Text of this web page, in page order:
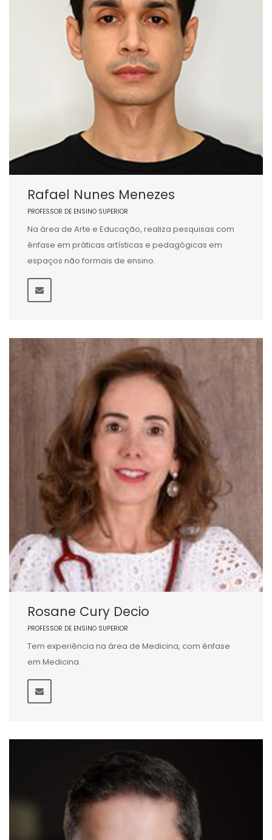
Rafael Nunes Menezes
PROFESSOR DE ENSINO SUPERIOR
Na área de Arte e Educação, realiza pesquisas com
ênfase em práticas artísticas e pedagógicas em
espaços não formais de ensino.
Rosane Cury Decio
PROFESSOR DE ENSINO SUPERIOR
Tem experiência na área de Medicina, com ênfase
em Medicina.